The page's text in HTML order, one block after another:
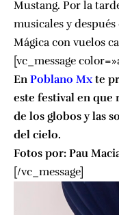
Mustang. Por la
musicales y
Mágica con vuelos
[vc_message
En Poblano Mx te
este festival en que
de los globos y las
del cielo.
Fotos por: Pau
[/vc_message]